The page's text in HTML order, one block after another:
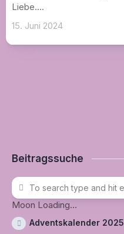
Liebe....
15. Juni 2024
Beitragssuche
Moon Loading...
Adventskalender 2025